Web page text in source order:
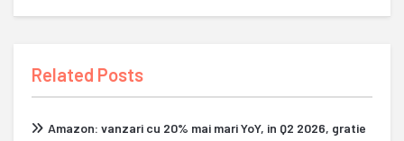
Related Posts
Amazon: vanzari cu 20% mai mari YoY, in Q2 2026, gratie